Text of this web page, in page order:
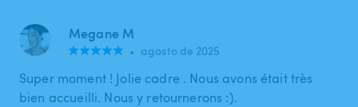
Megane M
• agosto de 2025
Super moment ! Jolie cadre . Nous avons était très
bien accueilli. Nous y retournerons :).